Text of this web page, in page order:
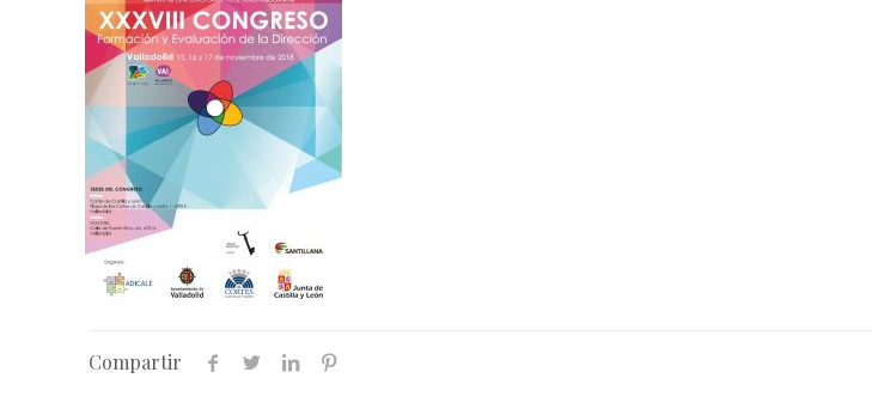
Compartir